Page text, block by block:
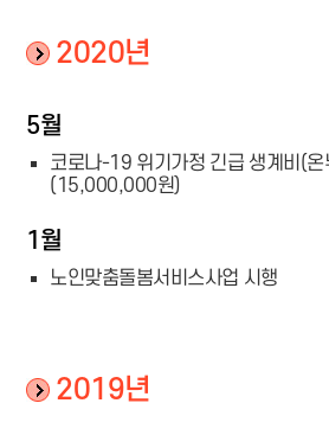
2020년
5월
코로나-19 위기가정 긴급 생계비(온
(15,000,000원)
1월
노인맞춤돌봄서비스사업 시행
2019년